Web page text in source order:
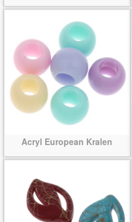
Acryl European Kralen